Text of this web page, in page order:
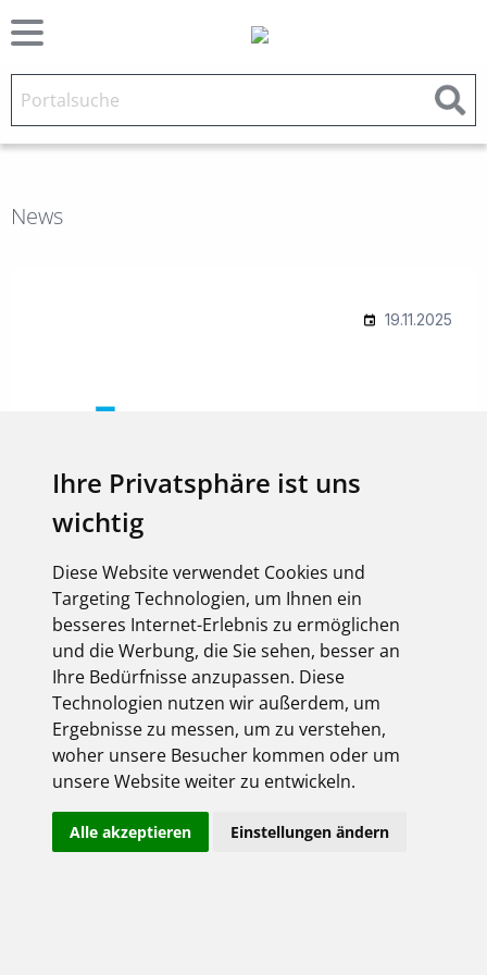
Ihre Privatsphäre ist uns
wichtig
Diese Website verwendet Cookies und
Targeting Technologien, um Ihnen ein
besseres Internet-Erlebnis zu ermöglichen
und die Werbung, die Sie sehen, besser an
Ihre Bedürfnisse anzupassen. Diese
Technologien nutzen wir außerdem, um
Ergebnisse zu messen, um zu verstehen,
woher unsere Besucher kommen oder um
unsere Website weiter zu entwickeln.
Alle akzeptieren Einstellungen ändern
News